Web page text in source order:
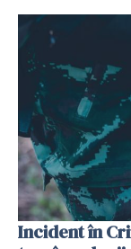
Incident în